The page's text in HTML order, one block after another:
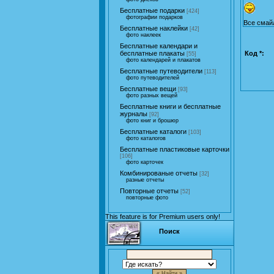
Бесплатные подарки [424]
фотографии подарков
Бесплатные наклейки [42]
фото наклеек
Бесплатные календари и
бесплатные плакаты [55]
фото календарей и плакатов
Бесплатные путеводители [113]
фото путеводителей
Бесплатные вещи [93]
фото разных вещей
Бесплатные книги и бесплатные
журналы [92]
фото книг и брошюр
Бесплатные каталоги [103]
фото каталогов
Бесплатные пластиковые карточки
[106]
фото карточек
Комбинированые отчеты [32]
разные отчеты
Повторные отчеты [52]
повторные фото
This feature is for Premium users only!
Поиск
Все
Код *: